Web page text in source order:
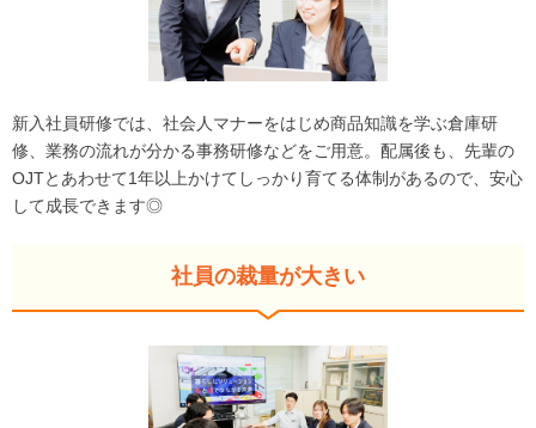
新入社員研修では、社会人マナーをはじめ商品知識を学ぶ倉庫研
修、業務の流れが分かる事務研修などをご用意。配属後も、先輩の
OJTとあわせて1年以上かけてしっかり育てる体制があるので、安心
して成長できます◎
社員の裁量が大きい